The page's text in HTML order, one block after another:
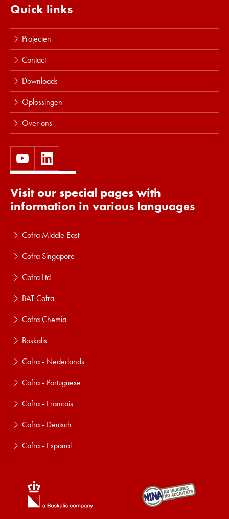
Quick links
Projecten
Contact
Downloads
Oplossingen
Over ons
Visit our special pages with
information in various languages
Cofra Middle East
Cofra Singapore
Cofra Ltd
BAT Cofra
Cofra Chemia
Boskalis
Cofra - Nederlands
Cofra - Portuguese
Cofra - Francais
Cofra - Deutsch
Cofra - Espanol